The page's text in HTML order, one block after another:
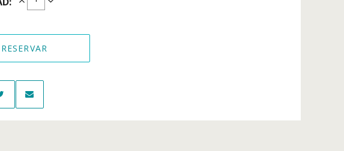
RESERVAR